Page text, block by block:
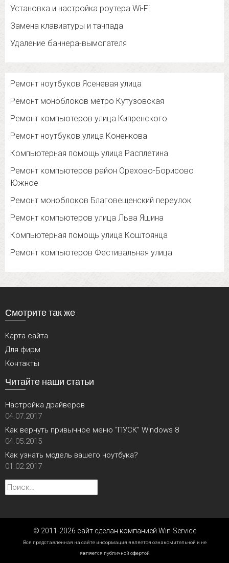
Установка и настройка роутера Wi-Fi
Замена клавиатуры и тачпада
Удаление баннера-вымогателя
Ремонт ноутбуков Ясеневая улица
Ремонт моноблоков метро Кутузовская
Ремонт компьютеров улица Кипренского
Ремонт ноутбуков улица Коненкова
Компьютерная помощь улица Расплетина
Ремонт компьютеров район Орехово-Борисово
Южное
Ремонт моноблоков Благовещенский переулок
Ремонт компьютеров улица Льва Яшина
Компьютерная помощь улица Коштоянца
Ремонт компьютеров Фестивальная улица
Смотрите так же
Карта сайта
Для фирм
Контакты
Читайте наши статьи
Настройка драйверов
04.07.2017
Как вернуть привычное меню “ПУСК” Windows 8
04.05.2015
Как узнать модель вашего ноутбука?
01.02.2017
Найти:
© 2011-2026 сайт сделан компанией Win-Service
Вся представленная на сайте информация является ознакомительной и не
является публичной офертой